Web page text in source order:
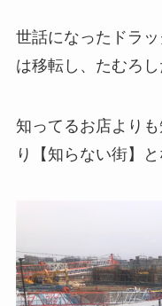
世話になったドラ
は移転し、たむろし
知ってるお店より
り【知らない街】と